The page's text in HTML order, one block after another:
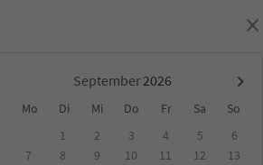
September
Mo Di Mi Do Fr Sa
So
1 2 3 4 5
6
7
8 9 10 11 12
13